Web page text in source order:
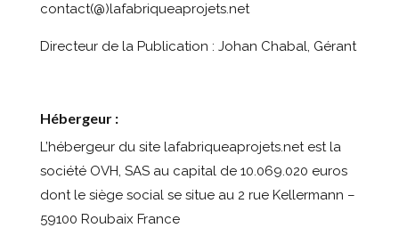
contact(@)lafabriqueaprojets.net
Directeur de la Publication : Johan Chabal, Gérant
Hébergeur :
L’hébergeur du site lafabriqueaprojets.netest la
société OVH, SAS au capital de 10.069.020 euros
dont le siège social se situe au 2 rue Kellermann –
59100 Roubaix France